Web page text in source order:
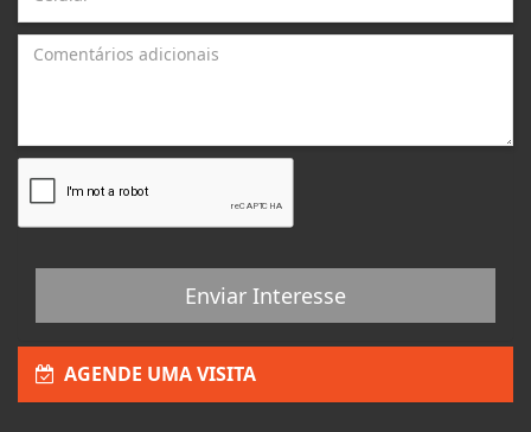
Enviar Interesse
AGENDE UMA VISITA